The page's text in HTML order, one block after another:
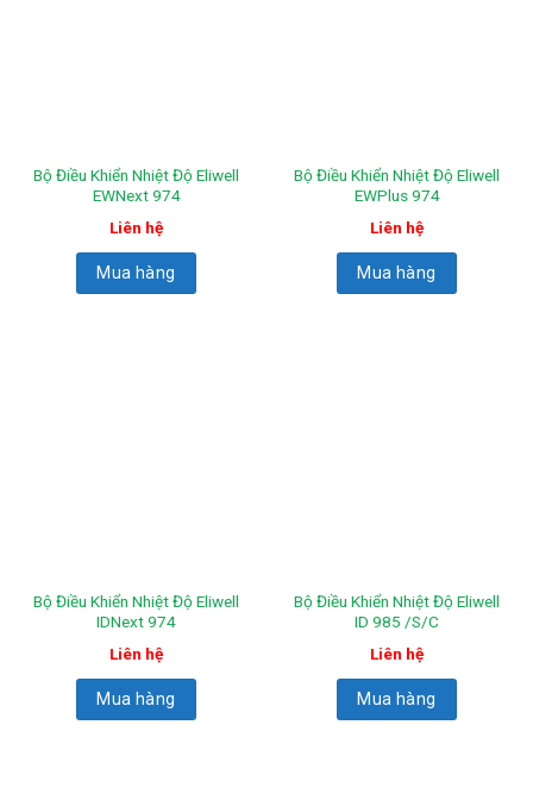
Bộ Điều Khiển Nhiệt Độ Eliwell
EWNext 974
Liên hệ
Mua hàng
Bộ Điều Khiển Nhiệt Độ Eliwell
EWPlus 974
Liên hệ
Mua hàng
Bộ Điều Khiển Nhiệt Độ Eliwell
IDNext 974
Liên hệ
Mua hàng
Bộ Điều Khiển Nhiệt Độ Eliwell
ID 985 /S/C
Liên hệ
Mua hàng